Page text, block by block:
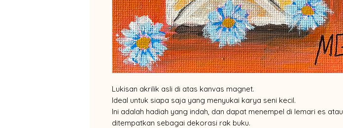
Lukisan akrilik asli di atas kanvas magnet.
Ideal untuk siapa saja yang menyukai karya seni kecil.
Ini adalah hadiah yang indah, dan dapat menempel di lemari es atau
ditempatkan sebagai dekorasi rak buku.